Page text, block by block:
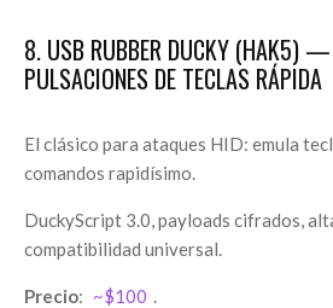
8. USB RUBBER DUCKY (HAK5) —
PULSACIONES DE TECLAS RÁPIDA
El clásico para ataques HID: emula
comandos rapidísimo.
DuckyScript 3.0, payloads cifrados,
compatibilidad universal.
Precio: ~$100 .